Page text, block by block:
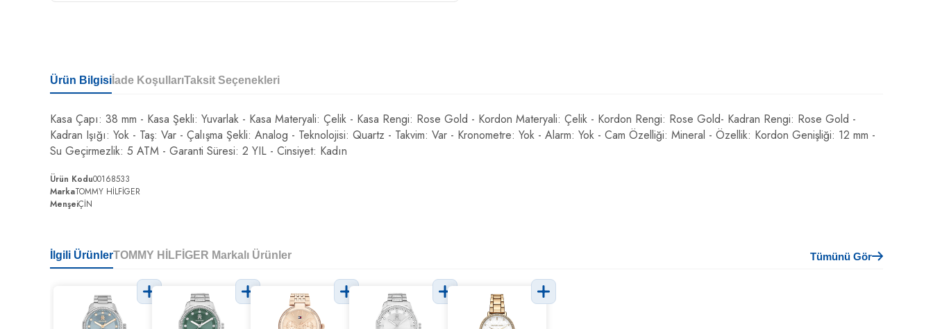
Ürün Bilgisi İade KoşullarıTaksit Seçenekleri
Kasa Çapı: 38 mm - Kasa Şekli: Yuvarlak - Kasa Materyali: Çelik - Kasa Rengi: Rose Gold - Kordon Materyali: Çelik - Kordon Rengi: Rose Gold- Kadran Rengi: Rose Gold -
Kadran Işığı: Yok - Taş: Var - Çalışma Şekli: Analog - Teknolojisi: Quartz - Takvim: Var - Kronometre: Yok - Alarm: Yok - Cam Özelliği: Mineral - Özellik: Kordon Genişliği: 12 mm -
Su Geçirmezlik: 5 ATM - Garanti Süresi: 2 YIL - Cinsiyet: Kadın
Ürün Kodu00168533
MarkaTOMMY HİLFİGER
MenşeiÇİN
İlgili ÜrünlerTOMMY HİLFİGER Markalı Ürünler Tümünü Gör